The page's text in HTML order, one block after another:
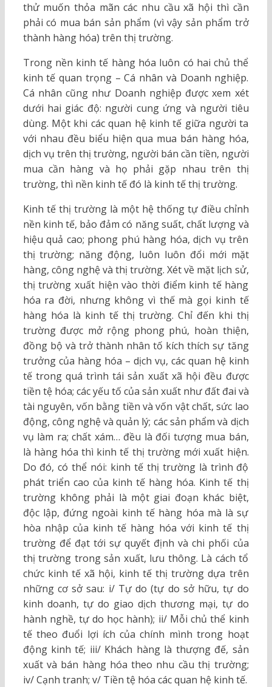
thử muốn thỏa mãn các nhu cầu xã hội thì cần
phải có mua bán sản phẩm (vì vậy sản phẩm trở
thành hàng hóa) trên thị trường.
Trong nền kinh tế hàng hóa luôn có hai chủ thể
kinh tế quan trọng – Cá nhân và Doanh nghiệp.
Cá nhân cũng như Doanh nghiệp được xem xét
dưới hai giác độ: người cung ứng và người tiêu
dùng. Một khi các quan hệ kinh tế giữa người ta
với nhau đều biểu hiện qua mua bán hàng hóa,
dịch vụ trên thị trường, người bán cần tiền, người
mua cần hàng và họ phải gặp nhau trên thị
trường, thì nền kinh tế đó là kinh tế thị trường.
Kinh tế thị trường là một hệ thống tự điều chỉnh
nền kinh tế, bảo đảm có năng suất, chất lượng và
hiệu quả cao; phong phú hàng hóa, dịch vụ trên
thị trường; năng động, luôn luôn đổi mới mặt
hàng, công nghệ và thị trường. Xét về mặt lịch sử,
thị trường xuất hiện vào thời điểm kinh tế hàng
hóa ra đời, nhưng không vì thế mà gọi kinh tế
hàng hóa là kinh tế thị trường. Chỉ đến khi thị
trường được mở rộng phong phú, hoàn thiện,
đồng bộ và trở thành nhân tố kích thích sự tăng
trưởng của hàng hóa – dịch vụ, các quan hệ kinh
tế trong quá trình tái sản xuất xã hội đều được
tiền tệ hóa; các yếu tố của sản xuất như đất đai và
tài nguyên, vốn bằng tiền và vốn vật chất, sức lao
động, công nghệ và quản lý; các sản phẩm và dịch
vụ làm ra; chất xám… đều là đối tượng mua bán,
là hàng hóa thì kinh tế thị trường mới xuất hiện.
Do đó, có thể nói: kinh tế thị trường là trình độ
phát triển cao của kinh tế hàng hóa. Kinh tế thị
trường không phải là một giai đoạn khác biệt,
độc lập, đứng ngoài kinh tế hàng hóa mà là sự
hòa nhập của kinh tế hàng hóa với kinh tế thị
trường để đạt tới sự quyết định và chi phối của
thị trường trong sản xuất, lưu thông. Là cách tổ
chức kinh tế xã hội, kinh tế thị trường dựa trên
những cơ sở sau: i/ Tự do (tự do sở hữu, tự do
kinh doanh, tự do giao dịch thương mại, tự do
hành nghề, tự do học hành); ii/ Mỗi chủ thể kinh
tế theo đuổi lợi ích của chính mình trong hoạt
động kinh tế; iii/ Khách hàng là thượng đế, sản
xuất và bán hàng hóa theo nhu cầu thị trường;
iv/ Cạnh tranh; v/ Tiền tệ hóa các quan hệ kinh tế.